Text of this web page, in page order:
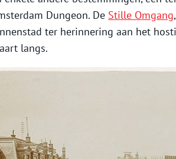
Dungeon. De Stille Omgang
ter herinnering aan het
langs.